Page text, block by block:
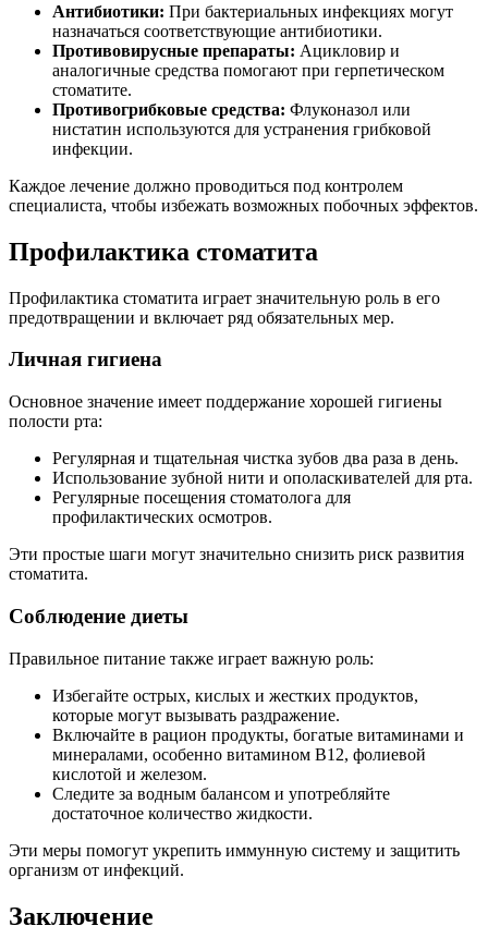
Антибиотики: При бактериальных инфекциях могут
назначаться соответствующие антибиотики.
Противовирусные препараты: Ацикловир и
аналогичные средства помогают при герпетическом
стоматите.
Противогрибковые средства: Флуконазол или
нистатин используются для устранения грибковой
инфекции.
Каждое лечение должно проводиться под контролем
специалиста, чтобы избежать возможных побочных эффектов.
Профилактика стоматита
Профилактика стоматита играет значительную роль в его
предотвращении и включает ряд обязательных мер.
Личная гигиена
Основное значение имеет поддержание хорошей гигиены
полости рта:
Регулярная и тщательная чистка зубов два раза в день.
Использование зубной нити и ополаскивателей для рта.
Регулярные посещения стоматолога для
профилактических осмотров.
Эти простые шаги могут значительно снизить риск развития
стоматита.
Соблюдение диеты
Правильное питание также играет важную роль:
Избегайте острых, кислых и жестких продуктов,
которые могут вызывать раздражение.
Включайте в рацион продукты, богатые витаминами и
минералами, особенно витамином B12, фолиевой
кислотой и железом.
Следите за водным балансом и употребляйте
достаточное количество жидкости.
Эти меры помогут укрепить иммунную систему и защитить
организм от инфекций.
Заключение